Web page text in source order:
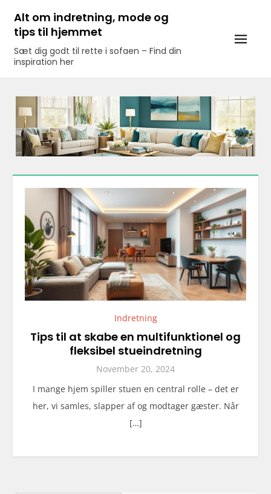
content
Alt om indretning, mode og
tips til hjemmet
Sæt dig godt til rette i sofaen – Find din
inspiration her
Indretning
Tips til at skabe en multifunktionel og
fleksibel stueindretning
November 20, 2024
I mange hjem spiller stuen en central rolle – det er
her, vi samles, slapper af og modtager gæster. Når
[…]